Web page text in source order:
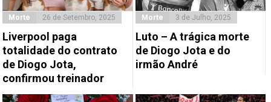
Morte 26 de Setembro, 2025
Liverpool paga
totalidade do contrato
de Diogo Jota,
confirmou treinador
Morte 3 de Julho, 2025
Luto – A trágica morte
de Diogo Jota e do
irmão André